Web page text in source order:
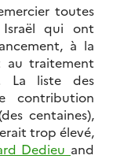
toutes
qui ont
à la
au traitement
La liste des
contribution
centaines),
trop élevé,
Dedieu and